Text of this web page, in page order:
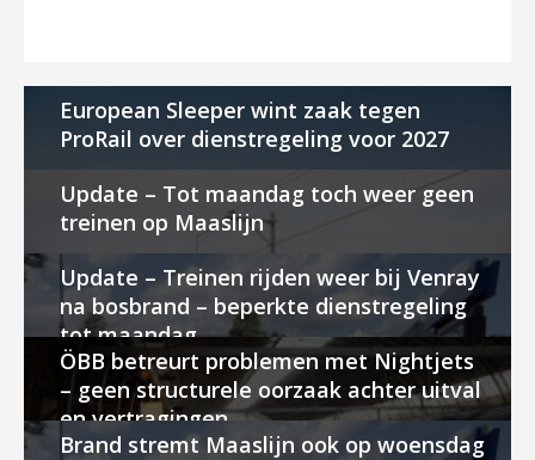
European Sleeper wint zaak tegen
ProRail over dienstregeling voor 2027
Update – Tot maandag toch weer geen
treinen op Maaslijn
Update – Treinen rijden weer bij Venray
na bosbrand – beperkte dienstregeling
tot maandag
ÖBB betreurt problemen met Nightjets
– geen structurele oorzaak achter uitval
en vertragingen
Brand stremt Maaslijn ook op woensdag